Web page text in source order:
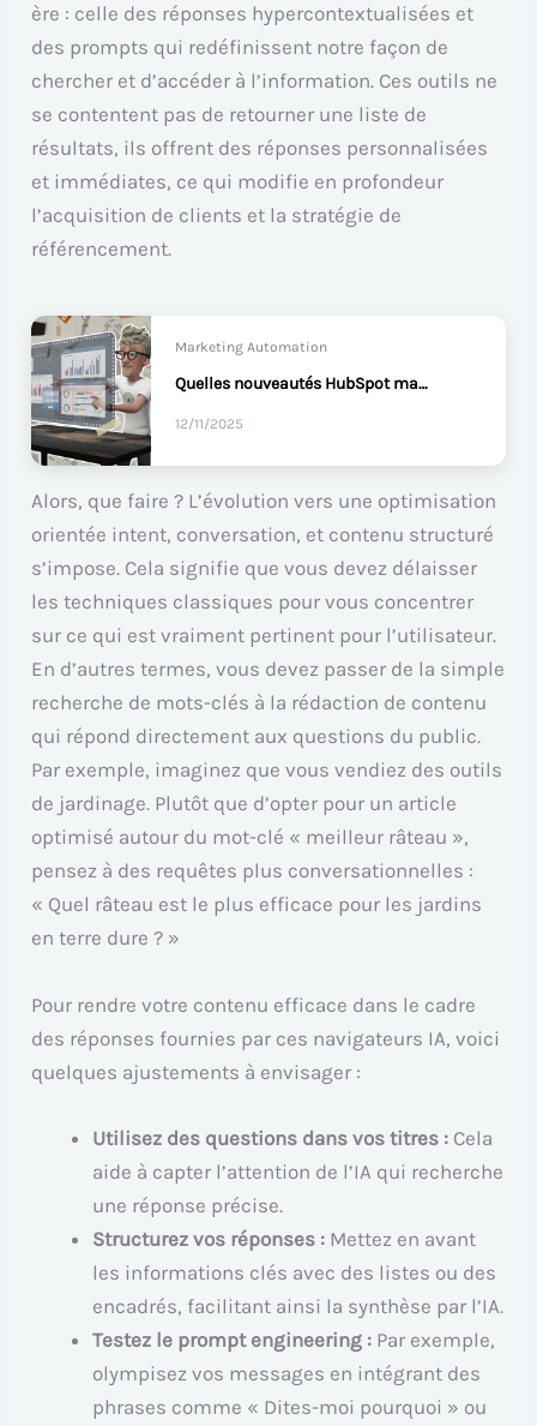
ère : celle des réponses hypercontextualisées et
des prompts qui redéfinissent notre façon de
chercher et d’accéder à l’information. Ces outils ne
se contentent pas de retourner une liste de
résultats, ils offrent des réponses personnalisées
et immédiates, ce qui modifie en profondeur
l’acquisition de clients et la stratégie de
référencement.
Marketing Automation
Quelles nouveautés HubSpot mars 2026 doivent‑vous connaitre ?
12/11/2025
Alors, que faire ? L’évolution vers une optimisation
orientée intent, conversation, et contenu structuré
s’impose. Cela signifie que vous devez délaisser
les techniques classiques pour vous concentrer
sur ce qui est vraiment pertinent pour l’utilisateur.
En d’autres termes, vous devez passer de la simple
recherche de mots-clés à la rédaction de contenu
qui répond directement aux questions du public.
Par exemple, imaginez que vous vendiez des outils
de jardinage. Plutôt que d’opter pour un article
optimisé autour du mot-clé « meilleur râteau »,
pensez à des requêtes plus conversationnelles :
« Quel râteau est le plus efficace pour les jardins
en terre dure ? »
Pour rendre votre contenu efficace dans le cadre
des réponses fournies par ces navigateurs IA, voici
quelques ajustements à envisager :
Utilisez des questions dans vos titres : Cela
aide à capter l’attention de l’IA qui recherche
une réponse précise.
Structurez vos réponses : Mettez en avant
les informations clés avec des listes ou des
encadrés, facilitant ainsi la synthèse par l’IA.
Testez le prompt engineering : Par exemple,
olympisez vos messages en intégrant des
phrases comme « Dites-moi pourquoi » ou